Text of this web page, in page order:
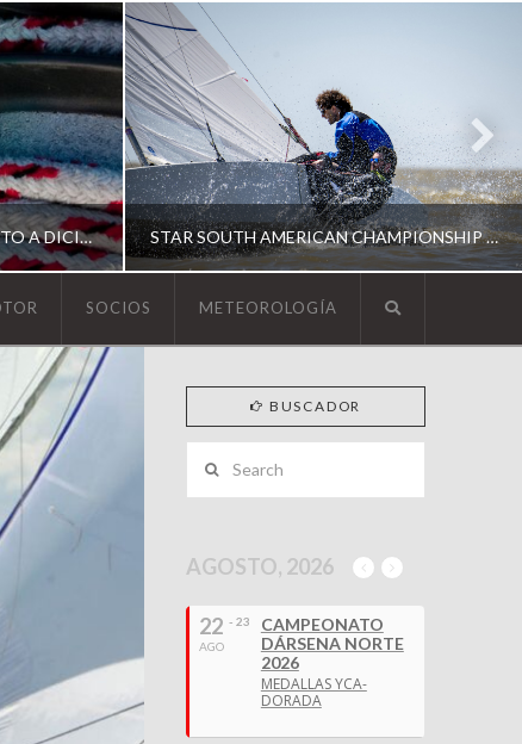
ESCUELA DE YACHTING | AGOSTO A DICIEMBRE 2026 STAR SOUTH AMERICAN CHAMPIONSHIP 2026
SOUTH AMERICAN STAR 2026
SOCIOS METEOROLOGÍA
BUSCADOR
AGOSTO, 2026
22
AGO
- 23
CAMPEONATO
DÁRSENA NORTE
2026
MEDALLAS YCA-
DORADA